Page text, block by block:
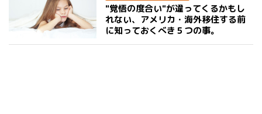
"覚悟の度合い"が違ってくるかもし
れない、アメリカ・海外移住する前
に知っておくべき５つの事。